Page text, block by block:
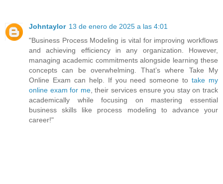
Johntaylor 13 de enero de 2025 a las 4:01
"Business Process Modeling is vital for improving workflows
and achieving efficiency in any organization. However,
managing academic commitments alongside learning these
concepts can be overwhelming. That’s where Take My
Online Exam can help. If you need someone to take my
online exam for me, their services ensure you stay on track
academically while focusing on mastering essential
business skills like process modeling to advance your
career!"